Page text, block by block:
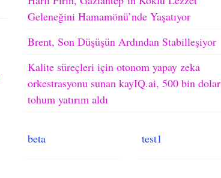
Geleneğini Hamamönü’nde Yaşatıyor
Brent, Son Düşüşün Ardından Stabilleşiyor
Kalite süreçleri için otonom yapay zeka
orkestrasyonu sunan kayIQ.ai, 500 bin dolar
tohum yatırım aldı
beta test1